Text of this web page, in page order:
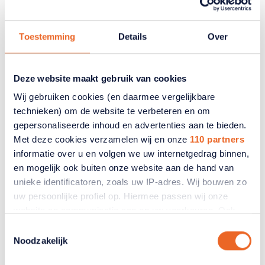
Toestemming Details Over
Deze website maakt gebruik van cookies
Wij gebruiken cookies (en daarmee vergelijkbare
technieken) om de website te verbeteren en om
gepersonaliseerde inhoud en advertenties aan te bieden.
Met deze cookies verzamelen wij en onze 110 partners
informatie over u en volgen we uw internetgedrag binnen,
en mogelijk ook buiten onze website aan de hand van
unieke identificatoren, zoals uw IP-adres. Wij bouwen zo
uw persoonlijke profiel op. Hiermee passen wij onze
van uw recente internetgedrag. Ook delen we mogelijk
Noodzakelijk
Lees waarom Nederland overstapt naar een nieuw
pensioenstelsel en welke problemen hiermee
worden opgelost.
Lees meer